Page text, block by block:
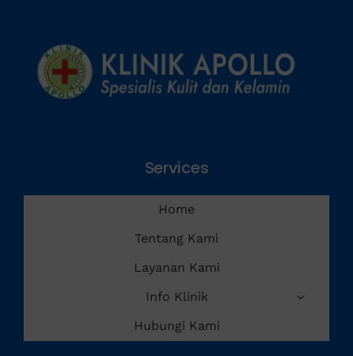
Services
Home
Tentang Kami
Layanan Kami
Info Klinik
Hubungi Kami